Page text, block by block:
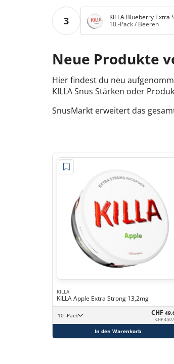
3
KILLA Blueberry Extra
10 -Pack/ Beeren
Neue Produkte
Hier findest du neu
KILLA Snus Stärken oder
SnusMarkt erweitert das
KILLA
KILLA Apple Extra Strong 13,2mg
10 -Pack CHF
CHF
In den Warenkorb